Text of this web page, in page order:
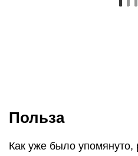
Польза
Как уже было